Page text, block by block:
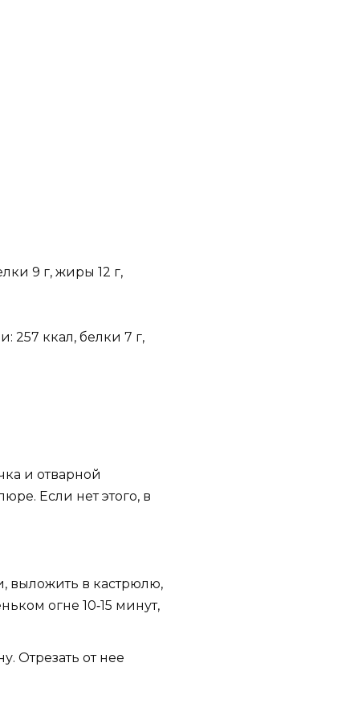
9 г, жиры 12 г,
257 ккал, белки 7 г,
и отварной
Если нет этого, в
выложить в кастрюлю,
огне 10‑15 минут,
Отрезать от нее